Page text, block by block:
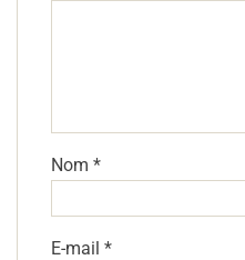
Nom *
E-mail *